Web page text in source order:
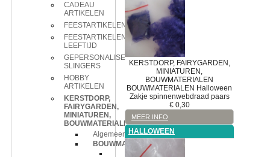
CADEAU
ARTIKELEN
FEESTARTIKELEN
FEESTARTIKELEN
LEEFTIJD
GEPERSONALISEERDE
SLINGERS
HOBBY
ARTIKELEN
KERSTDORP,
FAIRYGARDEN,
MINIATUREN,
BOUWMATERIALEN
Algemeen
BOUWMATERIALEN
Bloemen
KERSTDORP, FAIRYGARDEN,
MINIATUREN,
BOUWMATERIALEN
BOUWMATERIALEN Halloween
Zakje spinnenwebdraad paars
€ 0,30
MEER INFO
HALLOWEEN